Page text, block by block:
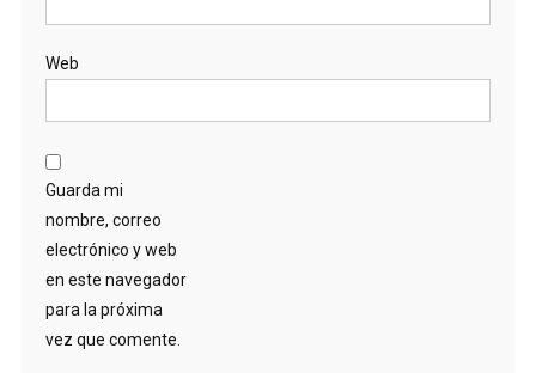
Web
Guarda mi
nombre, correo
electrónico y web
en este navegador
para la próxima
vez que comente.